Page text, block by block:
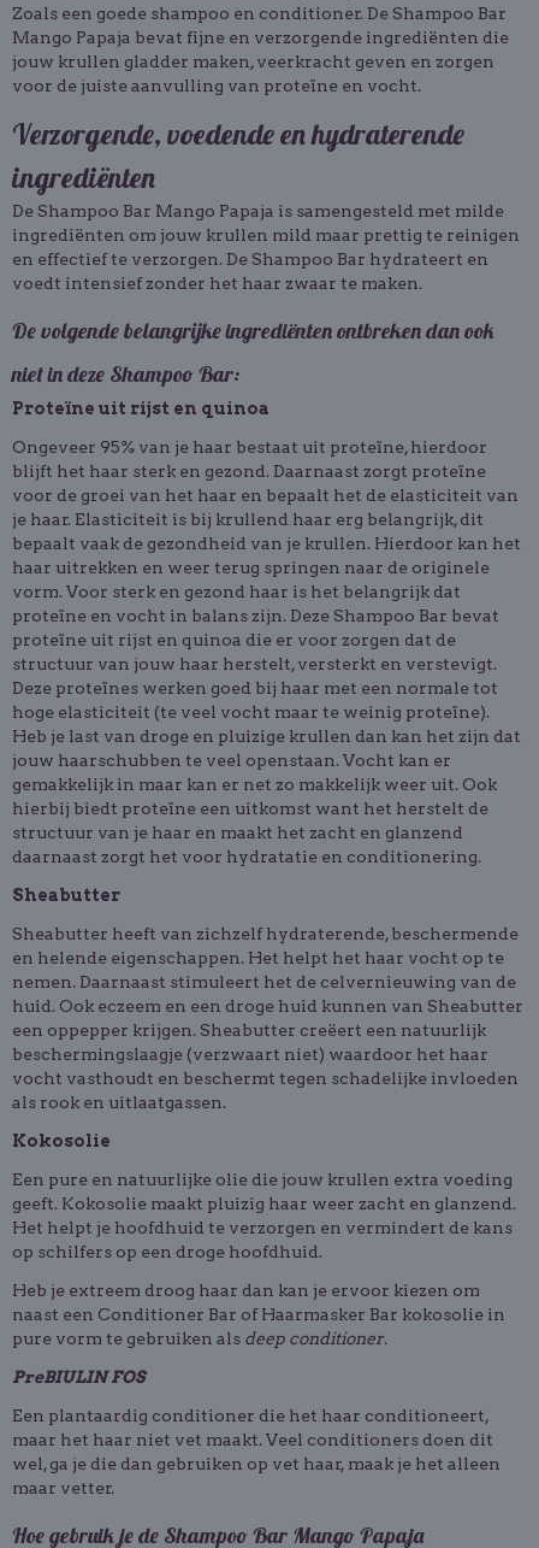
Zoals een goede shampoo en conditioner. De Shampoo Bar
Mango Papaja bevat fijne en verzorgende ingrediënten die
jouw krullen gladder maken, veerkracht geven en zorgen
voor de juiste aanvulling van proteïne en vocht.
Verzorgende, voedende en hydraterende
ingrediënten
De Shampoo Bar Mango Papaja is samengesteld met milde
ingrediënten om jouw krullen mild maar prettig te reinigen
en effectief te verzorgen. De Shampoo Bar hydrateert en
voedt intensief zonder het haar zwaar te maken.
De volgende belangrijke ingrediënten ontbreken dan ook
niet in deze Shampoo Bar:
Proteïne uit rijst en quinoa
Ongeveer 95% van je haar bestaat uit proteïne, hierdoor
blijft het haar sterk en gezond. Daarnaast zorgt proteïne
voor de groei van het haar en bepaalt het de elasticiteit van
je haar. Elasticiteit is bij krullend haar erg belangrijk, dit
bepaalt vaak de gezondheid van je krullen. Hierdoor kan het
haar uitrekken en weer terug springen naar de originele
vorm. Voor sterk en gezond haar is het belangrijk dat
proteïne en vocht in balans zijn. Deze Shampoo Bar bevat
proteïne uit rijst en quinoa die er voor zorgen dat de
structuur van jouw haar herstelt, versterkt en verstevigt.
Deze proteïnes werken goed bij haar met een normale tot
hoge elasticiteit (te veel vocht maar te weinig proteïne).
Heb je last van droge en pluizige krullen dan kan het zijn dat
jouw haarschubben te veel openstaan. Vocht kan er
gemakkelijk in maar kan er net zo makkelijk weer uit. Ook
hierbij biedt proteïne een uitkomst want het herstelt de
structuur van je haar en maakt het zacht en glanzend
daarnaast zorgt het voor hydratatie en conditionering.
Sheabutter
Sheabutter heeft van zichzelf hydraterende, beschermende
en helende eigenschappen. Het helpt het haar vocht op te
nemen. Daarnaast stimuleert het de celvernieuwing van de
huid. Ook eczeem en een droge huid kunnen van Sheabutter
een oppepper krijgen. Sheabutter creëert een natuurlijk
beschermingslaagje (verzwaart niet) waardoor het haar
vocht vasthoudt en beschermt tegen schadelijke invloeden
als rook en uitlaatgassen.
Kokosolie
Een pure en natuurlijke olie die jouw krullen extra voeding
geeft. Kokosolie maakt pluizig haar weer zacht en glanzend.
Het helpt je hoofdhuid te verzorgen en vermindert de kans
op schilfers op een droge hoofdhuid.
Heb je extreem droog haar dan kan je ervoor kiezen om
naast een Conditioner Bar of Haarmasker Bar kokosolie in
pure vorm te gebruiken als deep conditioner.
PreBIULIN FOS
Een plantaardig conditioner die het haar conditioneert,
maar het haar niet vet maakt. Veel conditioners doen dit
wel, ga je die dan gebruiken op vet haar, maak je het alleen
maar vetter.
Hoe gebruik je de Shampoo Bar Mango Papaja